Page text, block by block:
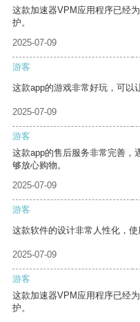
这款加速器VPM应用程序已经
护。
2025-07-09
游客
这款app的游戏非常好玩，可以
2025-07-09
游客
这款app的售后服务非常完善，
够放心购物。
2025-07-09
游客
这款软件的设计非常人性化，使
2025-07-09
游客
这款加速器VPM应用程序已经
护。